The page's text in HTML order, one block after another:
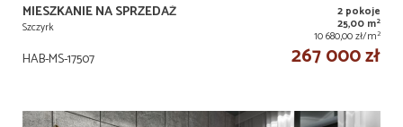
MIESZKANIE NA SPRZEDAŻ
Szczyrk
2 pokoje
25,00 m2
10 680,00 zł/m2
HAB-MS-17507 267 000 zł